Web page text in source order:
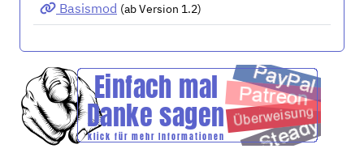
Basismod (ab Version 1.2)